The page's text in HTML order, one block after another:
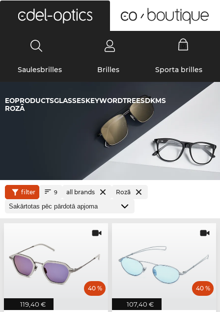
Saulesbrilles Brilles Sporta brilles
EOPRODUCTSGLASSESKEYWORDTREESDKMS
ROZĀ
filter 9 all brands Rozā
119,40 €
40 %
107,40 €
40 %